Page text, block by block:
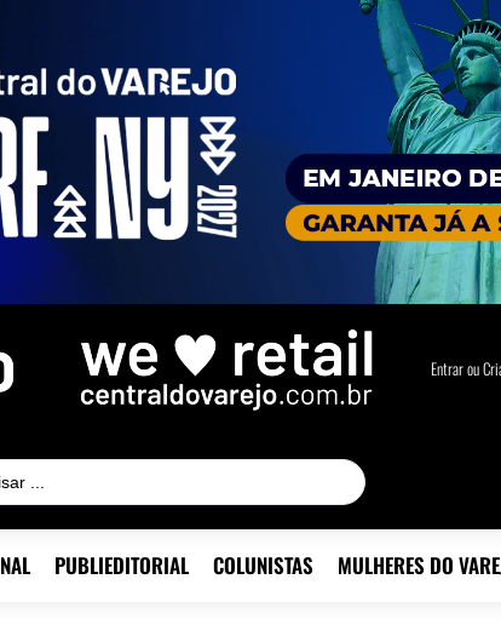
Entrar ou
PUBLIEDITORIAL COLUNISTAS MULHERES DO